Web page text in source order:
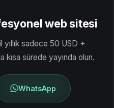
web sitesi
yıllık sadece 50 USD +
kısa sürede yayında olun.
WhatsApp